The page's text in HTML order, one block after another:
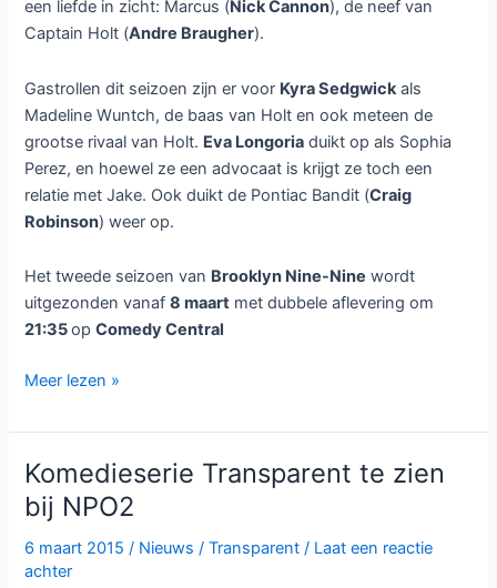
een liefde in zicht: Marcus (Nick Cannon), de neef van
Captain Holt (Andre Braugher).
Gastrollen dit seizoen zijn er voor Kyra Sedgwickals
Madeline Wuntch, de baas van Holt en ook meteen de
grootse rivaal van Holt. Eva Longoria duikt op als Sophia
Perez, en hoewel ze een advocaat is krijgt ze toch een
relatie met Jake. Ook duikt de Pontiac Bandit (Craig
Robinson) weer op.
Het tweede seizoen van Brooklyn Nine-Nine wordt
uitgezonden vanaf8 maart met dubbele aflevering om
21:35opComedy Central
Brooklyn
Nine
seizoen
2
te
zien
bij
Meer lezen »
Komedieserie Transparent te zien
bij NPO2
6 maart 2015/ Nieuws /Transparent / Laat een reactie
achter